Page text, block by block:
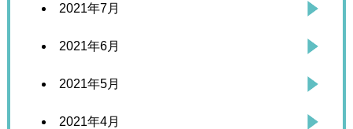
2021年7月
2021年6月
2021年5月
2021年4月